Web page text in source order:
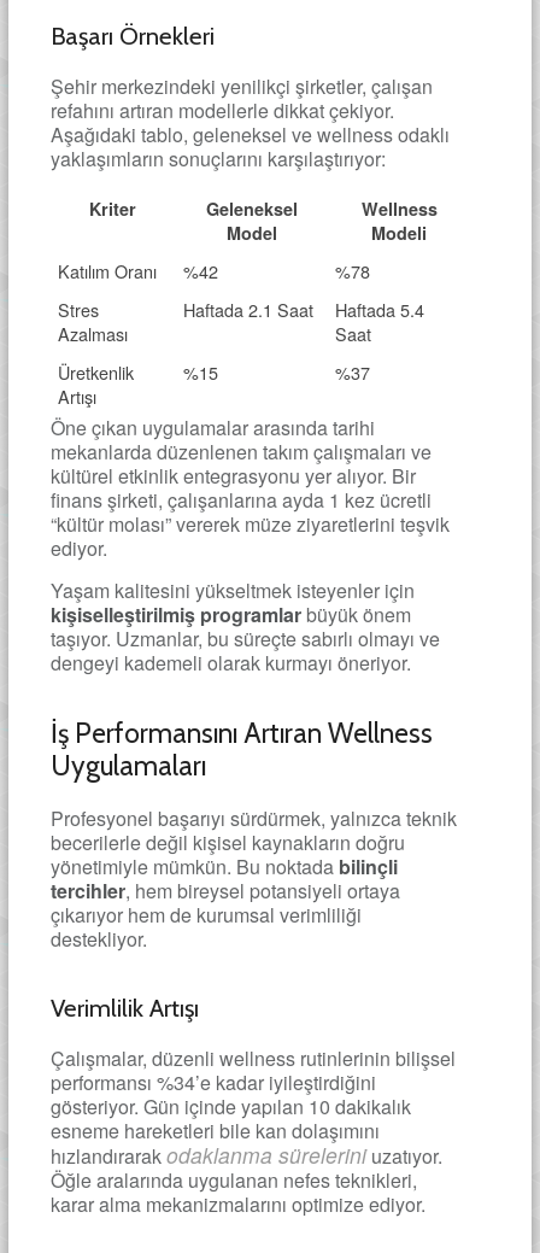
Başarı Örnekleri
Şehir merkezindeki yenilikçi şirketler, çalışan
refahını artıran modellerle dikkat çekiyor.
Aşağıdaki tablo, geleneksel ve wellness odaklı
yaklaşımların sonuçlarını karşılaştırıyor:
Kriter
Geleneksel
Model
Wellness
Modeli
Katılım Oranı %42
%78
Stres
Azalması
Haftada 2.1 Saat
Haftada 5.4
Saat
Üretkenlik
Artışı
%15 %37
Öne çıkan uygulamalar arasında tarihi
mekanlarda düzenlenen takım çalışmaları ve
kültürel etkinlik entegrasyonu yer alıyor. Bir
finans şirketi, çalışanlarına ayda 1 kez ücretli
“kültür molası” vererek müze ziyaretlerini teşvik
ediyor.
Yaşam kalitesini yükseltmek isteyenler için
kişiselleştirilmiş programlarbüyük önem
taşıyor. Uzmanlar, bu süreçte sabırlı olmayı ve
dengeyi kademeli olarak kurmayı öneriyor.
İş Performansını Artıran Wellness
Uygulamaları
Profesyonel başarıyı sürdürmek, yalnızca teknik
becerilerle değil kişisel kaynakların doğru
yönetimiyle mümkün. Bu noktada bilinçli
tercihler, hem bireysel potansiyeli ortaya
çıkarıyor hem de kurumsal verimliliği
destekliyor.
Verimlilik Artışı
Çalışmalar, düzenli wellness rutinlerinin bilişsel
performansı %34’e kadar iyileştirdiğini
gösteriyor. Gün içinde yapılan 10 dakikalık
esneme hareketleri bile kan dolaşımını
hızlandırarakodaklanma süreleriniuzatıyor.
Öğle aralarında uygulanan nefes teknikleri,
karar alma mekanizmalarını optimize ediyor.